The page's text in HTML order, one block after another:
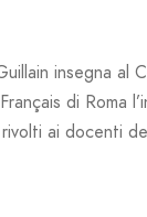
insegna al
di Roma
ai docenti